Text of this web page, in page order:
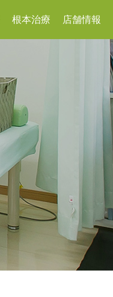
根本治療 店舗情報